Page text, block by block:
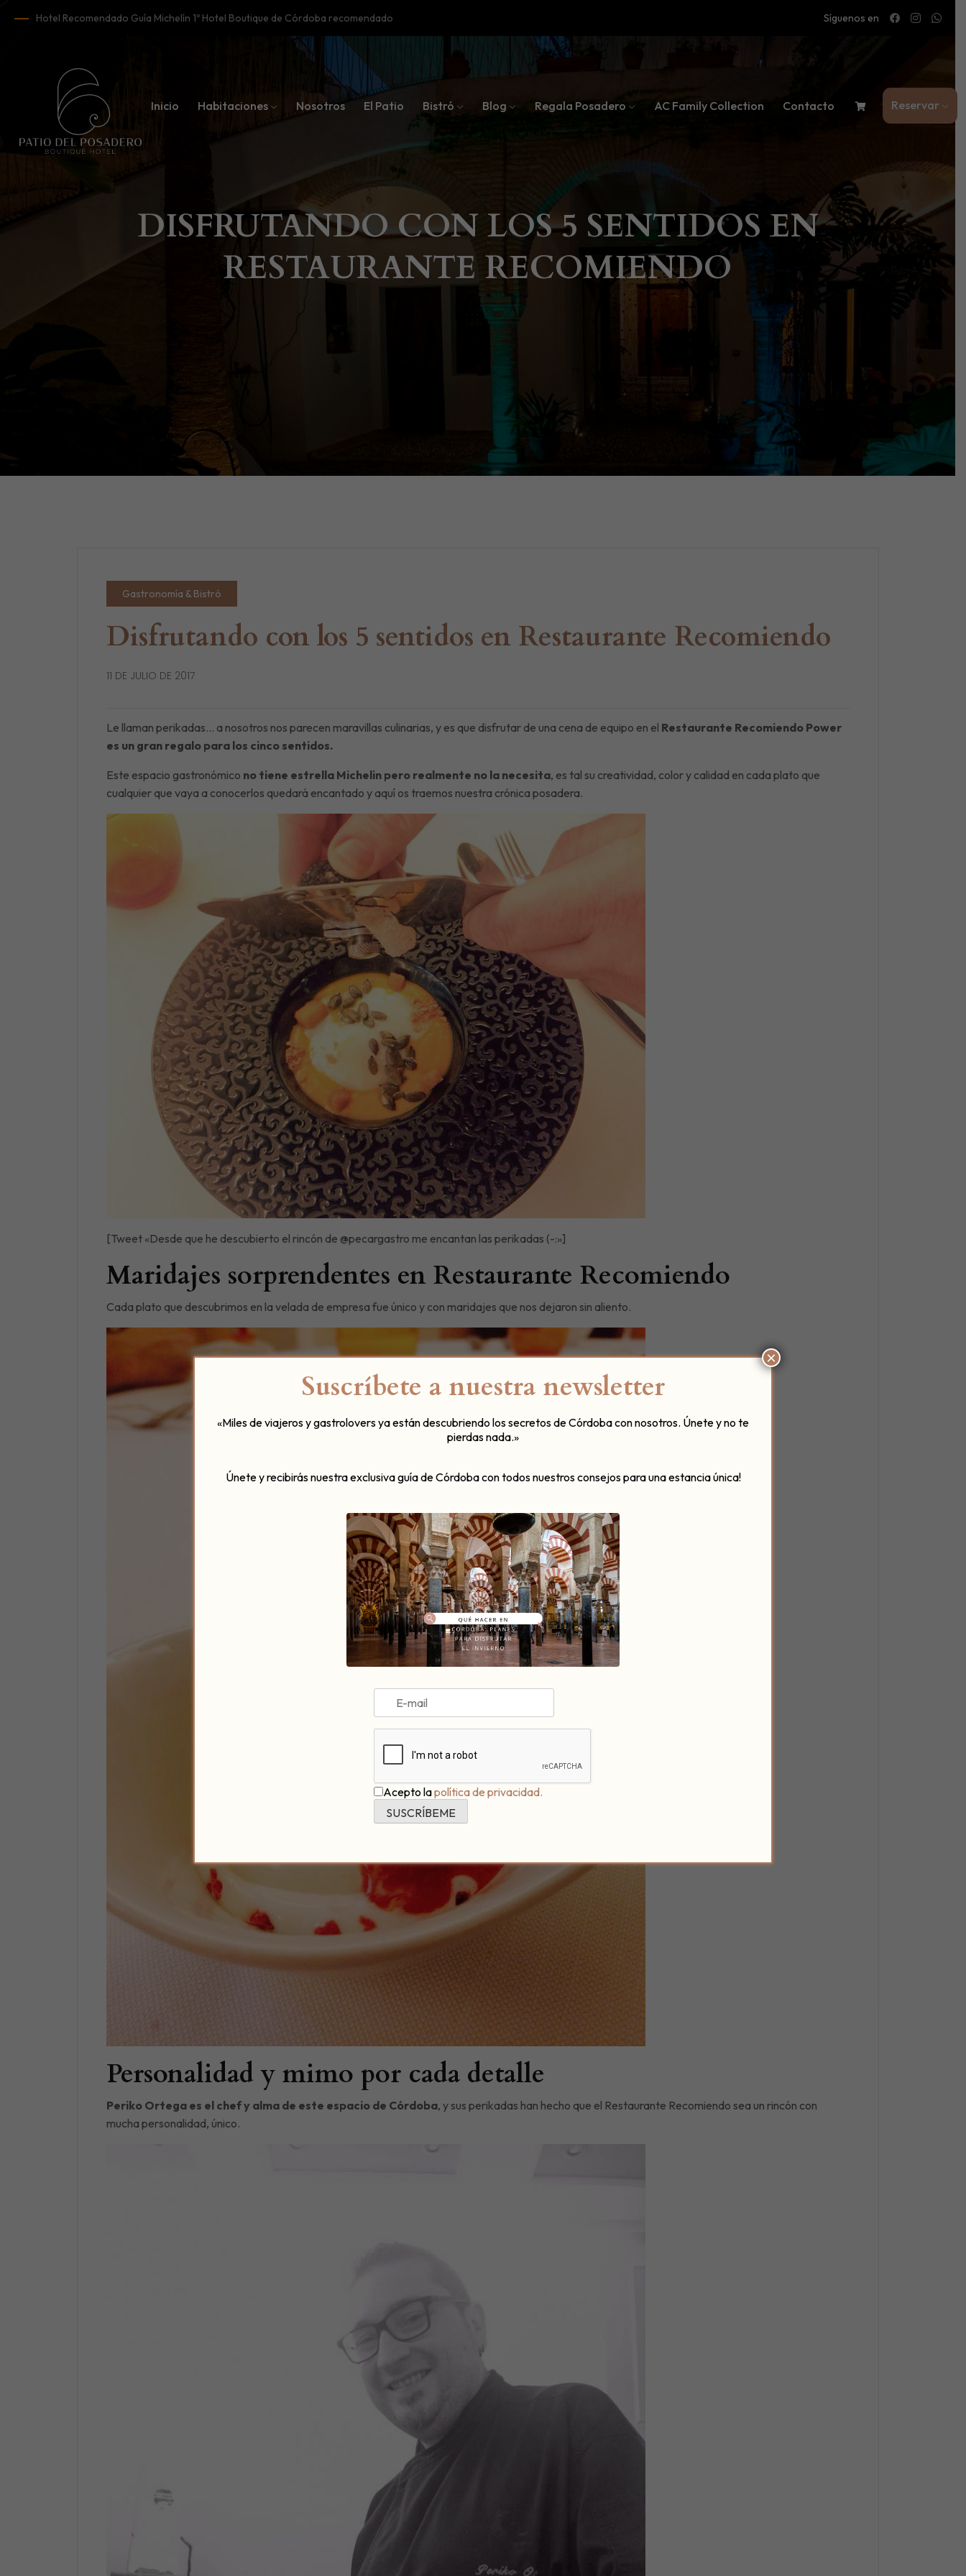
Hotel Recomendado Guía Michelín 1º Hotel Boutique de Córdoba recomendado Síguenos en
Inicio Habitaciones Nosotros El Patio Bistró Blog Regala Posadero AC Family Collection Contacto Reservar
DISFRUTANDO CON LOS 5 SENTIDOS EN
RESTAURANTE RECOMIENDO
Gastronomía & Bistró
Disfrutando con los 5 sentidos en Restaurante Recomiendo
11 DE JULIO DE 2017
Le llaman perikadas… a nosotros nos parecen maravillas culinarias, y es que disfrutar de una cena de equipo en el Restaurante Recomiendo Power
es un gran regalo para los cinco sentidos.
Este espacio gastronómico no tiene estrella Michelin pero realmente no la necesita, es tal su creatividad, color y calidad en cada plato que
cualquier que vaya a conocerlos quedará encantado y aquí os traemos nuestra crónica posadera.
[Tweet «Desde que he descubierto el rincón de @pecargastro me encantan las perikadas (-:»]
Maridajes sorprendentes en Restaurante Recomiendo
Cada plato que descubrimos en la velada de empresa fue único y con maridajes que nos dejaron sin aliento.
Personalidad y mimo por cada detalle
Periko Ortega es el chef y alma de este espacio de Córdoba, y sus perikadas han hecho que el Restaurante Recomiendo sea un rincón con
mucha personalidad, único.
Suscríbete a nuestra newsletter
«Miles de viajeros y gastrolovers ya están descubriendo los secretos de Córdoba con nosotros. Únete y no te
pierdas nada.»
Únete y recibirás nuestra exclusiva guía de Córdoba con todos nuestros consejos para una estancia única!
Acepto lapolítica de privacidad.
×